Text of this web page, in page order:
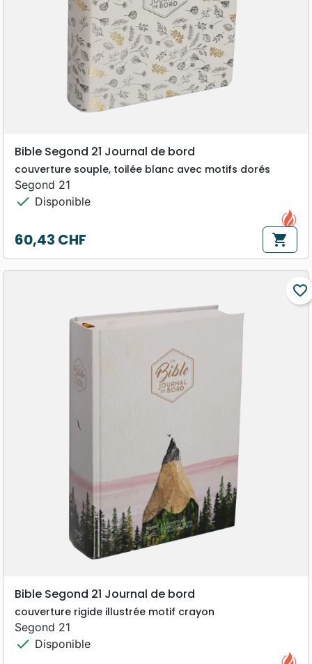
Bible Segond 21 Journal de bord
couverture souple, toilée blanc avec motifs dorés
Segond 21
check Disponible
Prix
60,43 CHF shopping_cart
favorite_border
Bible Segond 21 Journal de bord
couverture rigide illustrée motif crayon
Segond 21
check Disponible